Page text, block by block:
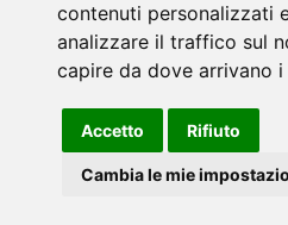
contenuti personalizzati
analizzare il traffico sul
capire da dove arrivano
Accetto Rifiuto
Cambia le mie
mkspa.com
©2021 MK spa - Soggetta a
Gruppo Balletta spa.